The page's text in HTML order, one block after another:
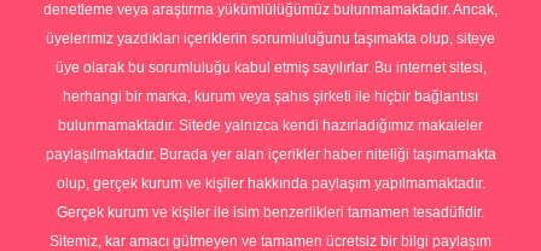
denetleme veya araştırma yükümlülüğümüz bulunmamaktadır. Ancak,
üyelerimiz yazdıkları içeriklerin sorumluluğunu taşımakta olup, siteye
üye olarak bu sorumluluğu kabul etmiş sayılırlar. Bu internet sitesi,
herhangi bir marka, kurum veya şahıs şirketi ile hiçbir bağlantısı
bulunmamaktadır. Sitede yalnızca kendi hazırladığımız makaleler
paylaşılmaktadır. Burada yer alan içerikler haber niteliği taşımamakta
olup, gerçek kurum ve kişiler hakkında paylaşım yapılmamaktadır.
Gerçek kurum ve kişiler ile isim benzerlikleri tamamen tesadüfidir.
Sitemiz, kar amacı gütmeyen ve tamamen ücretsiz bir bilgi paylaşım